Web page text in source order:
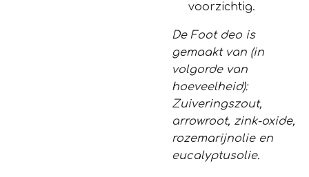
voorzichtig.
De Foot deo is
gemaakt van (in
volgorde van
hoeveelheid):
Zuiveringszout,
arrowroot, zink-oxide,
rozemarijnolie en
eucalyptusolie.